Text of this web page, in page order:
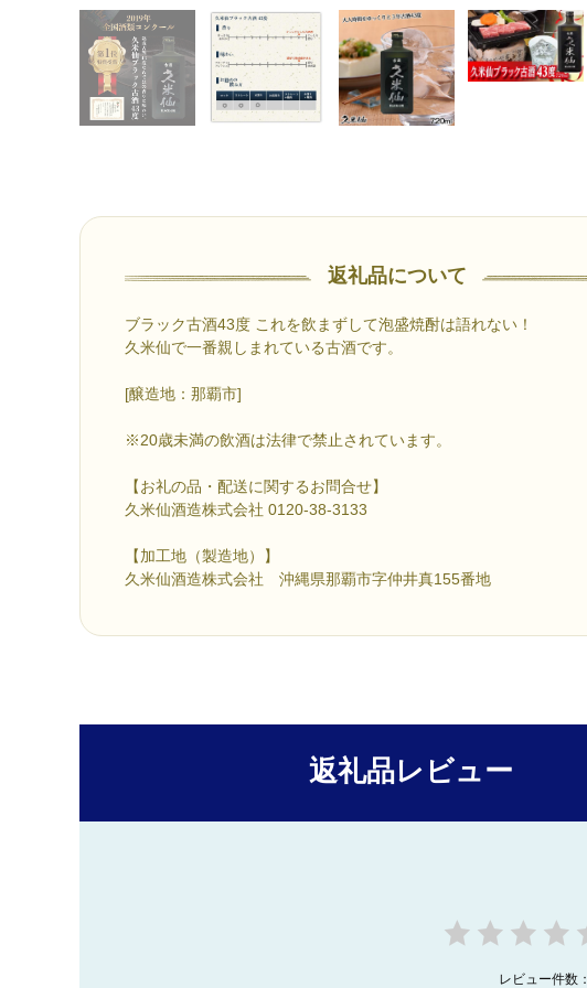
返礼品について
ブラック古酒43度 これを飲まずして泡盛焼酎は語れない！
久米仙で一番親しまれている古酒です。
[醸造地：那覇市]
※20歳未満の飲酒は法律で禁止されています。
【お礼の品・配送に関するお問合せ】
久米仙酒造株式会社 0120-38-3133
【加工地（製造地）】
久米仙酒造株式会社 沖縄県那覇市字仲井真155番地
返礼品レビュー
レビュー件数：